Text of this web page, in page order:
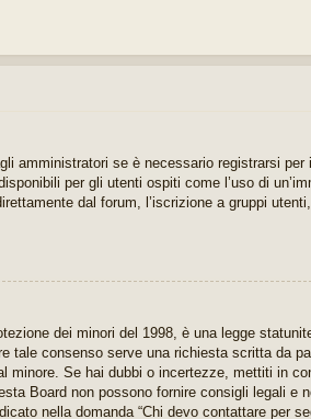
amministratori se è necessario registrarsi
per gli utenti ospiti come l’uso di
dal forum, l’iscrizione a gruppi
dei minori del 1998, è una legge
tale consenso serve una richiesta scritta da
minore. Se hai dubbi o incertezze, mettiti in
Board non possono fornire consigli legali e
nella domanda “Chi devo contattare per